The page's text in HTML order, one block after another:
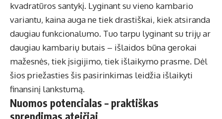
kvadratūros santykį. Lyginant su vieno kambario
variantu, kaina auga ne tiek drastiškai, kiek atsiranda
daugiau funkcionalumo. Tuo tarpu lyginant su trijų ar
daugiau kambarių butais – išlaidos būna gerokai
mažesnės, tiek įsigijimo, tiek išlaikymo prasme. Dėl
šios priežasties šis pasirinkimas leidžia išlaikyti
finansinį lankstumą.
Nuomos potencialas – praktiškas